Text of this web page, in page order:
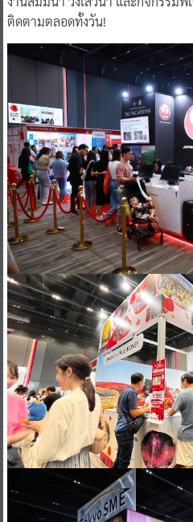
ติดตามตลอดทั้งวัน!